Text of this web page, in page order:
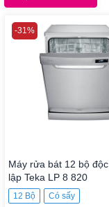
Máy rửa bát 12 bộ độc
lập Teka LP 8 820
12 Bộ Có sấy
-31%